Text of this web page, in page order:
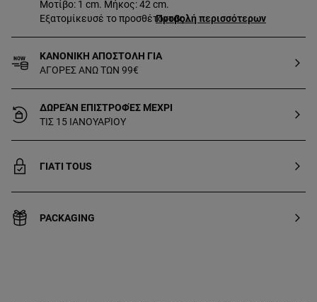
Μοτίβο: 1 cm. Μήκος: 42 cm.
Εξατομίκευσέ το προσθέτονταςΠροβολή περισσότερων
ΚΑΝΟΝΙΚΗ ΑΠΟΣΤΟΛΗ ΓΙΑ
ΑΓΟΡΕΣ ΑΝΩ ΤΩΝ 99€
ΔΩΡΕΆΝ ΕΠΙΣΤΡΟΦΈΣ ΜΈΧΡΙ
ΤΙΣ 15 ΙΑΝΟΥΑΡΊΟΥ
ΓΙΑΤΙ TOUS
PACKAGING